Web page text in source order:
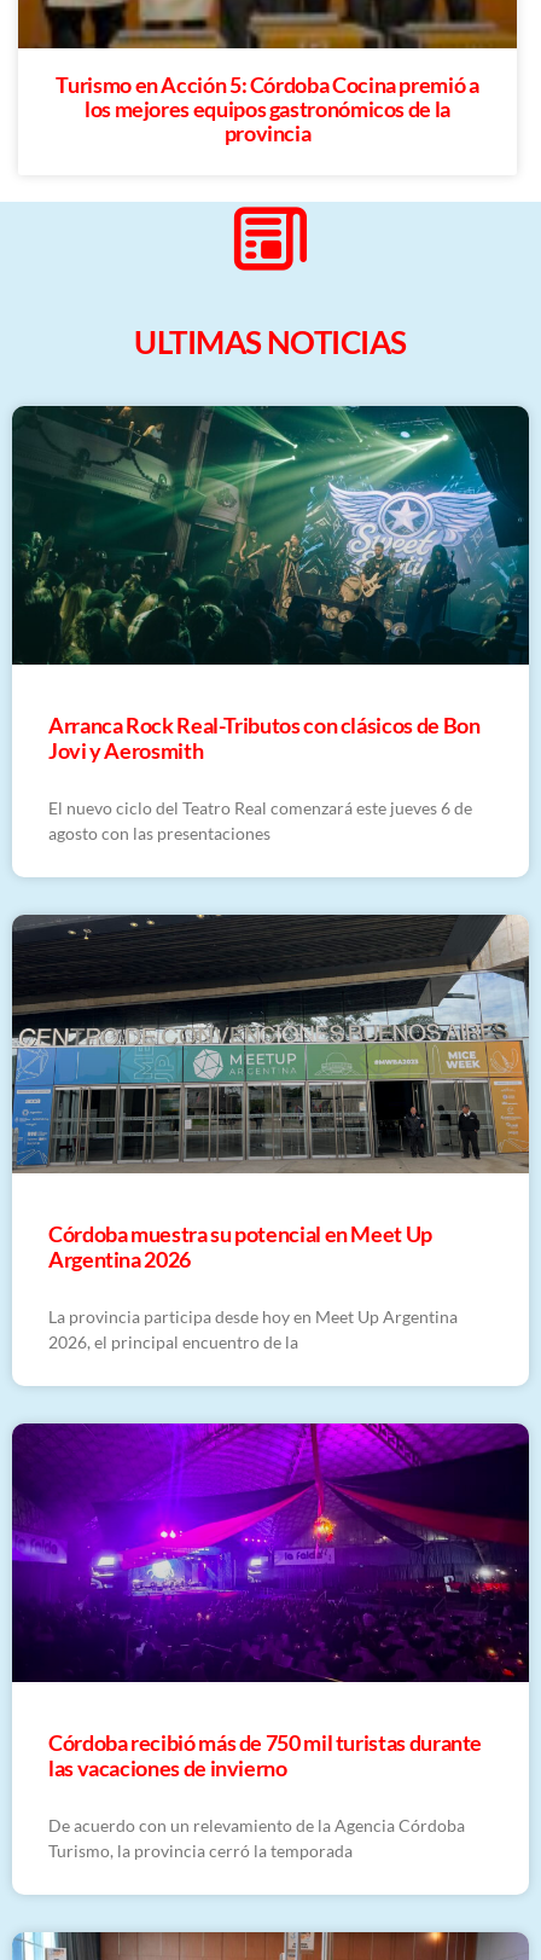
Turismo en Acción 5: Córdoba Cocina premió a
los mejores equipos gastronómicos de la
provincia
ULTIMAS NOTICIAS
Arranca Rock Real-Tributos con clásicos de Bon
Jovi y Aerosmith
El nuevo ciclo del Teatro Real comenzará este jueves 6 de
agosto con las presentaciones
Córdoba muestra su potencial en Meet Up
Argentina 2026
La provincia participa desde hoy en Meet Up Argentina
2026, el principal encuentro de la
Córdoba recibió más de 750 mil turistas durante
las vacaciones de invierno
De acuerdo con un relevamiento de la Agencia Córdoba
Turismo, la provincia cerró la temporada